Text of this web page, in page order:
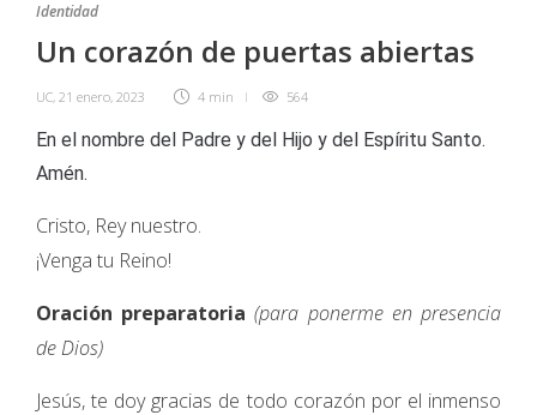
Identidad
Un corazón de puertas abiertas
UC, 21 enero, 2023 4 min 564
En el nombre del Padre y del Hijo y del Espíritu Santo.
Amén.
Cristo, Rey nuestro.
¡Venga tu Reino!
Oración preparatoria (para ponerme en presencia
de Dios)
Jesús, te doy gracias de todo corazón por el inmenso